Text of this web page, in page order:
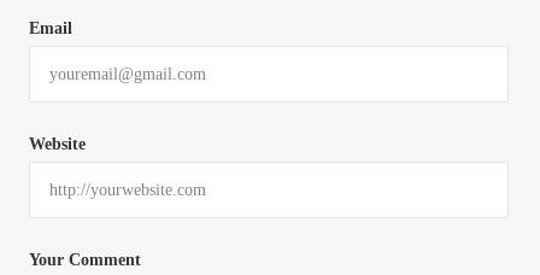
Your Comment
Email
Website